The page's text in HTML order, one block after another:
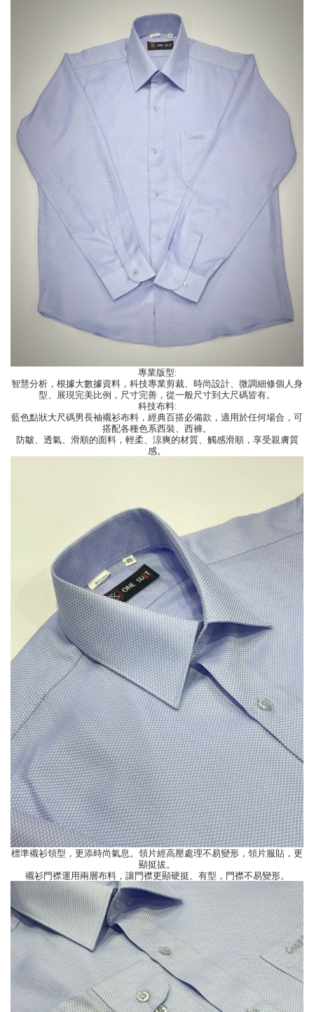
專業版型:
智慧分析，根據大數據資料，科技專業剪裁、時尚設計、微調細修個人身
型、展現完美比例，尺寸完善，從一般尺寸到大尺碼皆有。
科技布料:
藍色點狀大尺碼男長袖襯衫布料，經典百搭必備款，適用於任何場合，可
搭配各種色系西裝、西褲。
防皺、透氣、滑順的面料，輕柔、涼爽的材質、觸感滑順，享受親膚質
感。
標準襯衫領型，更添時尚氣息。領片經高壓處理不易變形，領片服貼，更
顯挺拔。
襯衫門襟運用兩層布料，讓門襟更顯硬挺、有型，門襟不易變形。